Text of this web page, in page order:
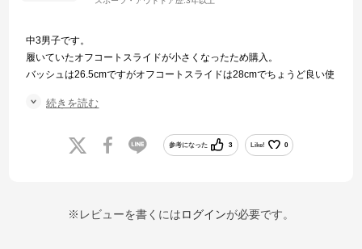
中3男子です。
履いていたオフコートスライドが小さくなったため購入。
バッシュは26.5cmですがオフコートスライドは28cmでちょうど良い使
柔らかく沈み滑らない履き心地は好き嫌いが分かれると思いますが、
デザインも他のNIKEの商品にはない雰囲気があるため、体育館でもす
ぐに自分のものが分かり間違えることもありません。
続きを読む
参考になった 3 Like! 0
※レビューを書くにはログインが必要です。